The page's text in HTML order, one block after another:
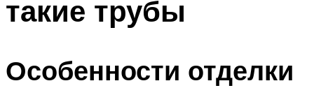
такие трубы
Особенности отделки